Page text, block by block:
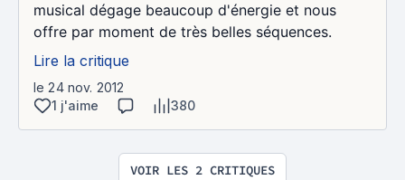
musical dégage beaucoup d'énergie et nous
offre par moment de très belles séquences.
Lire la critique
le 24 nov. 2012
1 j'aime
380
VOIR LES 2 CRITIQUES